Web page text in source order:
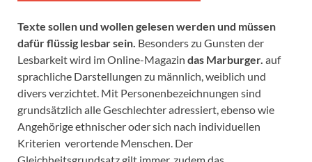
Texte sollen und wollen gelesen werden und müssen
dafür flüssig lesbar sein. Besonders zu Gunsten der
Lesbarkeit wird im Online-Magazin das Marburger. auf
sprachliche Darstellungen zu männlich, weiblich und
divers verzichtet. Mit Personenbezeichnungen sind
grundsätzlich alle Geschlechter adressiert, ebenso wie
Angehörige ethnischer oder sich nach individuellen
Kriterien verortende Menschen. Der